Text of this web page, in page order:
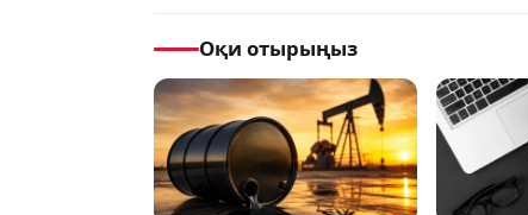
Оқи отырыңыз